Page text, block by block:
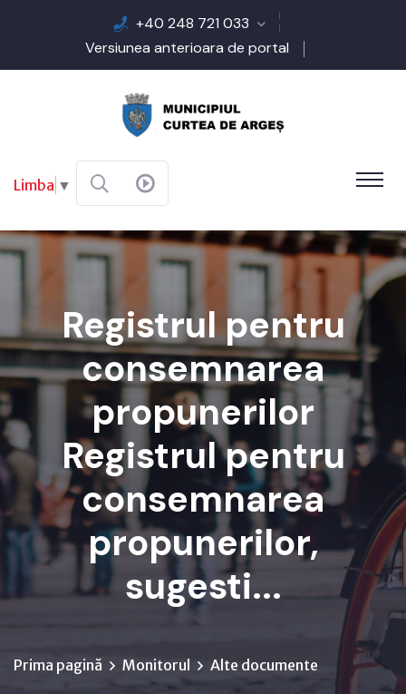
+40 248 721 033
Versiunea anterioara de portal
Limba ▼
Registrul pentru
consemnarea
propunerilor
Registrul pentru
consemnarea
propunerilor,
sugesti...
Prima pagină Monitorul Alte documente